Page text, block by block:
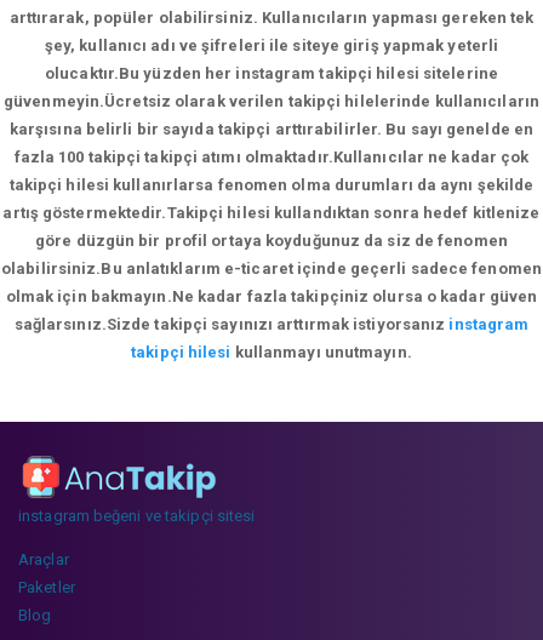
arttırarak, popüler olabilirsiniz. Kullanıcıların yapması gereken tek
şey, kullanıcı adı ve şifreleri ile siteye giriş yapmak yeterli
olucaktır.Bu yüzden her instagram takipçi hilesi sitelerine
güvenmeyin.Ücretsiz olarak verilen takipçi hilelerinde kullanıcıların
karşısına belirli bir sayıda takipçi arttırabilirler. Bu sayı genelde en
fazla 100 takipçi takipçi atımı olmaktadır.Kullanıcılar ne kadar çok
takipçi hilesi kullanırlarsa fenomen olma durumları da aynı şekilde
artış göstermektedir.Takipçi hilesi kullandıktan sonra hedef kitlenize
göre düzgün bir profil ortaya koyduğunuz da siz de fenomen
olabilirsiniz.Bu anlatıklarım e-ticaret içinde geçerli sadece fenomen
olmak için bakmayın.Ne kadar fazla takipçiniz olursa o kadar güven
sağlarsınız.Sizde takipçi sayınızı arttırmak istiyorsanız instagram
takipçi hilesi kullanmayı unutmayın.
instagram beğeni ve takipçi sitesi
Araçlar
Paketler
Blog